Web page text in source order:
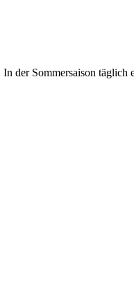
der Sommersaison täglich